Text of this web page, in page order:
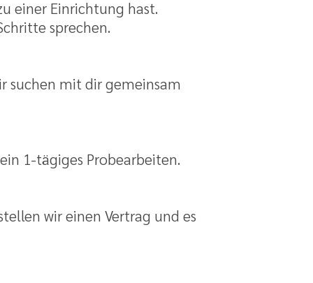
einer Einrichtung hast.
sprechen.
suchen mit dir gemeinsam
1-tägiges Probearbeiten.
wir einen Vertrag und es